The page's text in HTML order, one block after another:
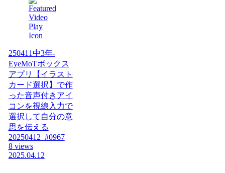
250411中3年-
EyeMoTボックス
アプリ【イラスト
カード選択】で作
った音声付きアイ
コンを視線入力で
選択して自分の意
思を伝える
20250412_#0967
8 views
2025.04.12